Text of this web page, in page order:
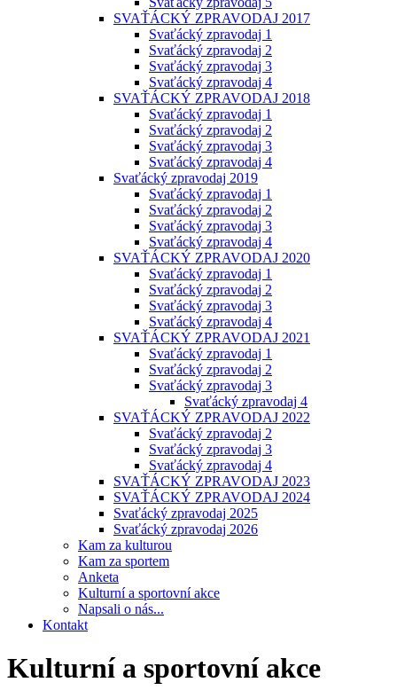
SVAŤÁCKÝ ZPRAVODAJ 2017
Svaťácký zpravodaj 1
Svaťácký zpravodaj 2
Svaťácký zpravodaj 3
Svaťácký zpravodaj 4
SVAŤÁCKÝ ZPRAVODAJ 2018
Svaťácký zpravodaj 1
Svaťácký zpravodaj 2
Svaťácký zpravodaj 3
Svaťácký zpravodaj 4
Svaťácký zpravodaj 2019
Svaťácký zpravodaj 1
Svaťácký zpravodaj 2
Svaťácký zpravodaj 3
Svaťácký zpravodaj 4
SVAŤÁCKÝ ZPRAVODAJ 2020
Svaťácký zpravodaj 1
Svaťácký zpravodaj 2
Svaťácký zpravodaj 3
Svaťácký zpravodaj 4
SVAŤÁCKÝ ZPRAVODAJ 2021
Svaťácký zpravodaj 1
Svaťácký zpravodaj 2
Svaťácký zpravodaj 3
Svaťácký zpravodaj 4
SVAŤÁCKÝ ZPRAVODAJ 2022
Svaťácký zpravodaj 2
Svaťácký zpravodaj 3
Svaťácký zpravodaj 4
SVAŤÁCKÝ ZPRAVODAJ 2023
SVAŤÁCKÝ ZPRAVODAJ 2024
Svaťácký zpravodaj 2025
Svaťácký zpravodaj 2026
Kam za kulturou
Kam za sportem
Anketa
Kulturní a sportovní akce
Napsali o nás...
Kontakt
Kulturní a sportovní akce